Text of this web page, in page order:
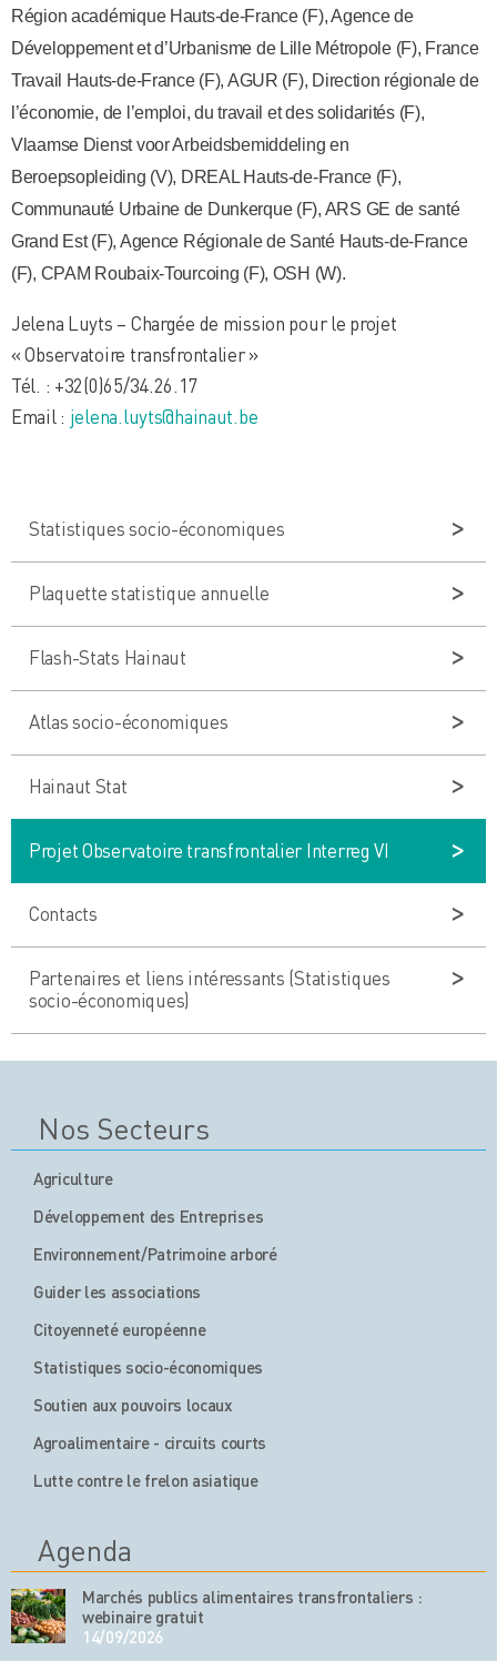
Région académique Hauts-de-France (F), Agence de
Développement et d’Urbanisme de Lille Métropole (F), France
Travail Hauts-de-France (F), AGUR (F), Direction régionale de
l’économie, de l’emploi, du travail et des solidarités (F),
Vlaamse Dienst voor Arbeidsbemiddeling en
Beroepsopleiding (V), DREAL Hauts-de-France (F),
Communauté Urbaine de Dunkerque (F), ARS GE de santé
Grand Est (F), Agence Régionale de Santé Hauts-de-France
(F), CPAM Roubaix-Tourcoing (F), OSH (W).
Jelena Luyts – Chargée de mission pour le projet
« Observatoire transfrontalier »
Tél. : +32(0)65/34.26.17
Email : jelena.luyts@hainaut.be
Statistiques socio-économiques
Plaquette statistique annuelle
Flash-Stats Hainaut
Atlas socio-économiques
Hainaut Stat
Projet Observatoire transfrontalier Interreg VI
Contacts
Partenaires et liens intéressants (Statistiques
socio-économiques)
Nos Secteurs
Agriculture
Développement des Entreprises
Environnement/Patrimoine arboré
Guider les associations
Citoyenneté européenne
Statistiques socio-économiques
Soutien aux pouvoirs locaux
Agroalimentaire - circuits courts
Lutte contre le frelon asiatique
Agenda
Marchés publics alimentaires transfrontaliers :
webinaire gratuit
14/09/2026